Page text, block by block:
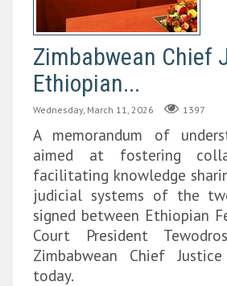
Zimbabwean Chief
Ethiopian...
Wednesday, March 11, 2026 1397
A memorandum of
aimed at fostering
facilitating knowledge
judicial systems of the
signed between Ethiopian
Court President
Zimbabwean Chief
today.